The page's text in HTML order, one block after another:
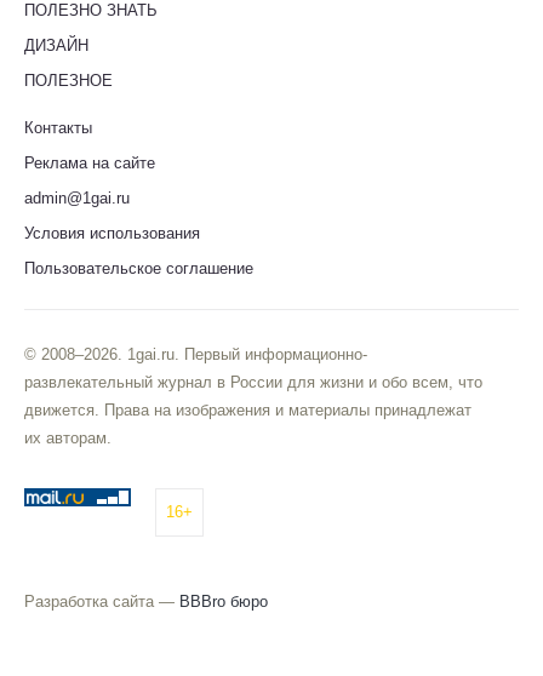
ПОЛЕЗНО ЗНАТЬ
ДИЗАЙН
ПОЛЕЗНОЕ
Контакты
Реклама на сайте
admin@1gai.ru
Условия использования
Пользовательское соглашение
© 2008–2026. 1gai.ru. Первый информационно-
развлекательный журнал в России для жизни и обо всем, что
движется. Права на изображения и материалы принадлежат
их авторам.
16+
Разработка сайта — BBBro бюро